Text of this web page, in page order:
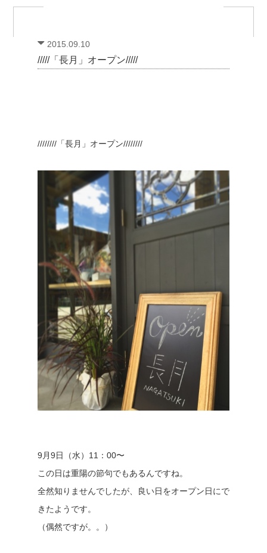
2015.09.10
/////「長月」オープン/////
////////「長月」オープン////////
9月9日（水）11：00〜
この日は重陽の節句でもあるんですね。
全然知りませんでしたが、良い日をオープン日にで
きたようです。
（偶然ですが。。）